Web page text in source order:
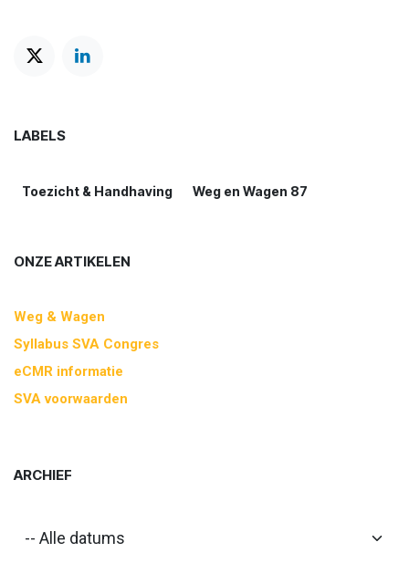
LABELS
Toezicht & Handhaving Weg en Wagen 87
ONZE ARTIKELEN
Weg & Wagen
Syllabus SVA Congres
eCMR informatie
SVA voorwaarden
ARCHIEF